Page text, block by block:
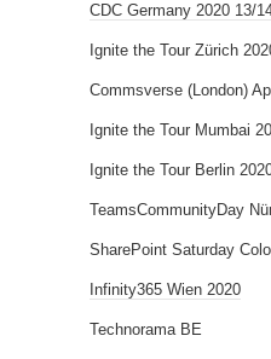
CDC Germany 2020 13/
Ignite the Tour Zürich
Commsverse (London)
Ignite the Tour Mumbai
Ignite the Tour Berlin
TeamsCommunityDay
SharePoint Saturday
Infinity365 Wien 2020
Technorama BE